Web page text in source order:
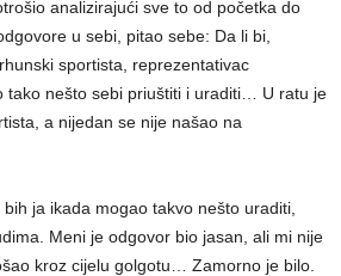
analizirajući sve to od početka do
u sebi, pitao sebe: Da li bi,
sportista, reprezentativac
tako nešto sebi priuštiti i uraditi… U ratu je
a nijedan se nije našao na
ja ikada mogao takvo nešto uraditi,
Meni je odgovor bio jasan, ali mi nije
kroz cijelu golgotu… Zamorno je bilo.